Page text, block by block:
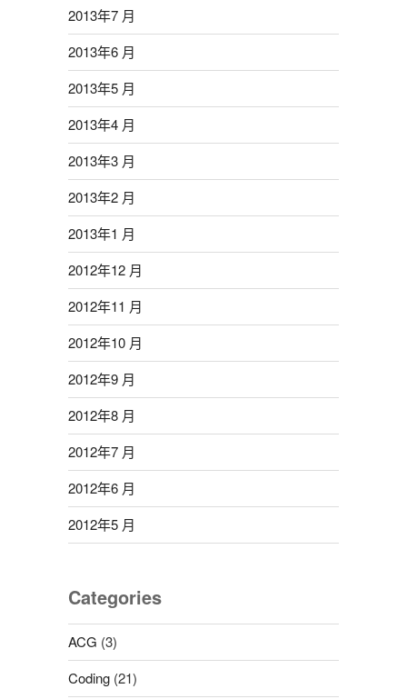
2013年7 月
2013年6 月
2013年5 月
2013年4 月
2013年3 月
2013年2 月
2013年1 月
2012年12 月
2012年11 月
2012年10 月
2012年9 月
2012年8 月
2012年7 月
2012年6 月
2012年5 月
Categories
ACG (3)
Coding(21)